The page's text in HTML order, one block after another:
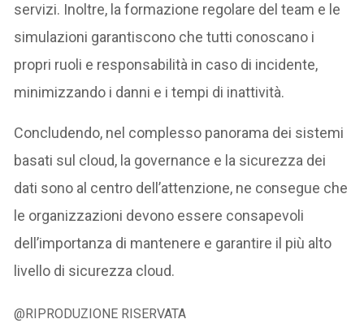
servizi. Inoltre, la formazione regolare del team e le
simulazioni garantiscono che tutti conoscano i
propri ruoli e responsabilità in caso di incidente,
minimizzando i danni e i tempi di inattività.
Concludendo, nel complesso panorama dei sistemi
basati sul cloud, la governance e la sicurezza dei
dati sono al centro dell’attenzione, ne consegue che
le organizzazioni devono essere consapevoli
dell’importanza di mantenere e garantire il più alto
livello di sicurezza cloud.
@RIPRODUZIONE RISERVATA